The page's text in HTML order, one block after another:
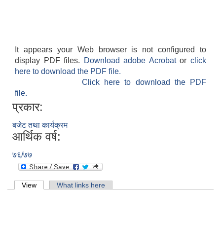
It appears your Web browser is not configured to
display PDF files.
Download adobe Acrobatorclick
here to download the PDF file.
Click here to download the PDF
file.
प्रकार:
बजेट तथा कार्यक्रम
आर्थिक वर्ष:
७६/७७
Primary tabs
View (active tab)What links here